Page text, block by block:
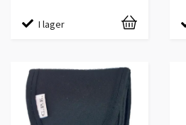
I lager